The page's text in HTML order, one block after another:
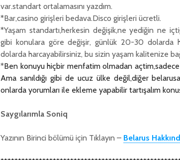
var.standart ortalamasını yazdım.
*Bar,casino girişleri bedava.Disco girişleri ücretli.
*Yaşam standartı,herkesin değişik,ne yediğin ne
gibi konulara göre değişir, günlük 20-30 dolarda
dolarda harcayabilirsiniz, bu sizin yaşam kalitenize
*Ben konuyu hiçbir menfatim olmadan
Ama sanıldığı gibi de ucuz ülke değil,diğer
onlarda yorumları ile ekleme yapabilir tartışalım
Saygılarımla Soniq
Yazının Birinci bölümü için Tıklayın – Belarus